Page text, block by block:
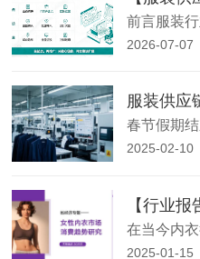
2026-07-07
2025-02-10
2025-01-15